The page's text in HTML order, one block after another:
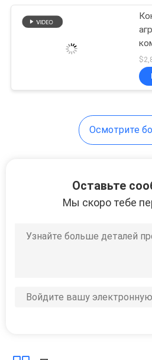
Двери
установок
Осмотрите
Оставьте
Мы скоро тебе